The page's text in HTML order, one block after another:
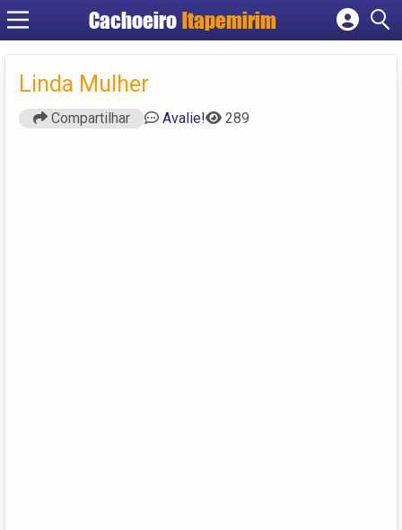
Cachoeiro Itapemirim
Cadastrar empresa
Linda Mulher
Compartilhar Avalie! 289